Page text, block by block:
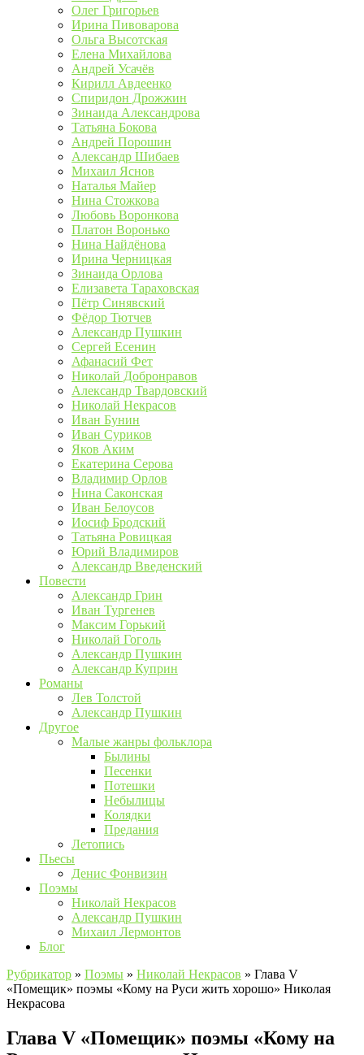
Олег Григорьев
Ирина Пивоварова
Ольга Высотская
Елена Михайлова
Андрей Усачёв
Кирилл Авдеенко
Спиридон Дрожжин
Зинаида Александрова
Татьяна Бокова
Андрей Порошин
Александр Шибаев
Михаил Яснов
Наталья Майер
Нина Стожкова
Любовь Воронкова
Платон Воронько
Нина Найдёнова
Ирина Черницкая
Зинаида Орлова
Елизавета Тараховская
Пётр Синявский
Фёдор Тютчев
Александр Пушкин
Сергей Есенин
Афанасий Фет
Николай Добронравов
Александр Твардовский
Николай Некрасов
Иван Бунин
Иван Суриков
Яков Аким
Екатерина Серова
Владимир Орлов
Нина Саконская
Иван Белоусов
Иосиф Бродский
Татьяна Ровицкая
Юрий Владимиров
Александр Введенский
Повести
Александр Грин
Иван Тургенев
Максим Горький
Николай Гоголь
Александр Пушкин
Александр Куприн
Романы
Лев Толстой
Александр Пушкин
Другое
Малые жанры фольклора
Былины
Песенки
Потешки
Небылицы
Колядки
Предания
Летопись
Пьесы
Денис Фонвизин
Поэмы
Николай Некрасов
Александр Пушкин
Михаил Лермонтов
Блог
Рубрикатор » Поэмы » Николай Некрасов » Глава V
«Помещик» поэмы «Кому на Руси жить хорошо» Николая
Некрасова
Глава V «Помещик» поэмы «Кому на